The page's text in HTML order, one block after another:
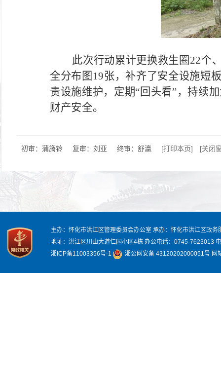
此次行动累计更换救生圈 22个
全分布图19张，补齐了安全设施短
责设施维护，定期“回头看”，持续
财产安全。
初审：蒲旖铃 复审：刘亚 终审：舒瀛 [打印本页] [关闭
主办：怀化市洪江区管理委员会办公室 承办：怀化市洪江区政务
地址：洪江区川山大道仁园小区4栋 办公电话：0745-7623013
湘ICP备11003356号-1
湘公网安备 43120202000051号 网